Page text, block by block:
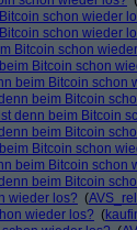
schon wieder
schon wieder
Bitcoin schon
Bitcoin schon
beim Bitcoin schon
beim Bitcoin
denn beim Bitcoin
beim Bitcoin
Bitcoin schon
beim Bitcoin schon
beim Bitcoin
wieder los? (
wieder los? (